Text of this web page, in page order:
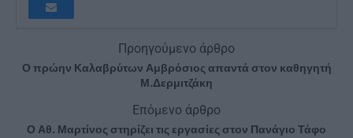
Προηγούμενο άρθρο
Ο πρώην Καλαβρύτων Αμβρόσιος απαντά στον καθηγητή
Μ.Δερμιτζάκη
Επόμενο άρθρο
Ο Αθ. Μαρτίνος στηρίζει τις εργασίες στον Πανάγιο Τάφο